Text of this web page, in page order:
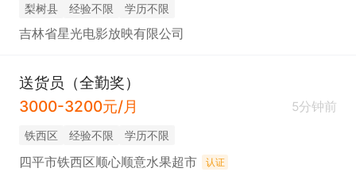
梨树县 经验不限 学历不限
吉林省星光电影放映有限公司
送货员（全勤奖）
3000-3200元/月
5分钟前
铁西区 经验不限 学历不限
四平市铁西区顺心顺意水果超市 认证